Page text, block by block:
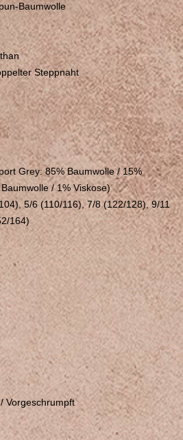
Baumwolle
Steppnaht
Grey: 85% Baumwolle / 15%
/ 1% Viskose)
5/6 (110/116), 7/8 (122/128), 9/11
164)
Vorgeschrumpft